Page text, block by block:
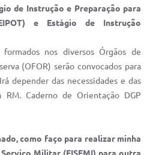
de Instrução e Preparação para
e Estágio de Instrução
nos diversos Órgãos de
(OFOR) serão convocados para
depender das necessidades e das
RM. Caderno de Orientação DGP
como faço para realizar minha